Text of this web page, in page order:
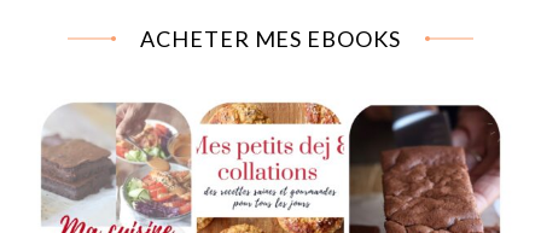
ACHETER MES EBOOKS